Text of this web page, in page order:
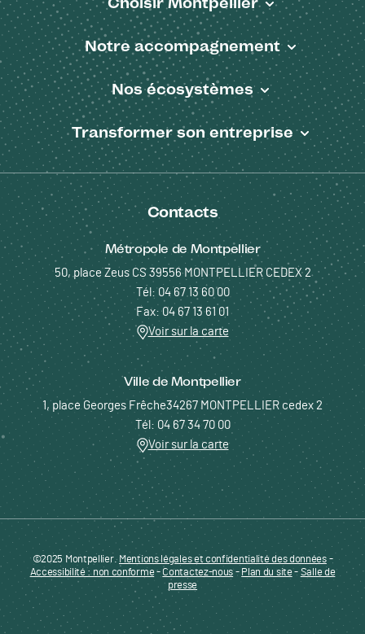
Notre accompagnement
Nos écosystèmes
Transformer son entreprise
Contacts
Métropole de Montpellier
50, place Zeus CS 39556 MONTPELLIER CEDEX 2
Tél: 04 67 13 60 00
Fax: 04 67 13 61 01
Voir sur la carte
Ville de Montpellier
1, place Georges Frêche34267 MONTPELLIER cedex 2
Tél: 04 67 34 70 00
Voir sur la carte
Pied de page - Menu bas - ENTREPRENDRE
©2025 Montpellier. Mentions légales et confidentialité des données-
Accessibilité : non conforme- Contactez-nous - Plan du site- Salle de
presse